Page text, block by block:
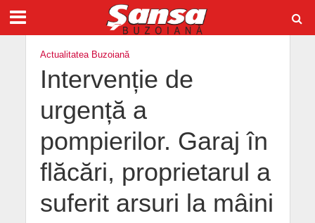
Actualitatea Buzoiană
Intervenție de
urgență a
pompierilor. Garaj în
flăcări, proprietarul a
suferit arsuri la mâini